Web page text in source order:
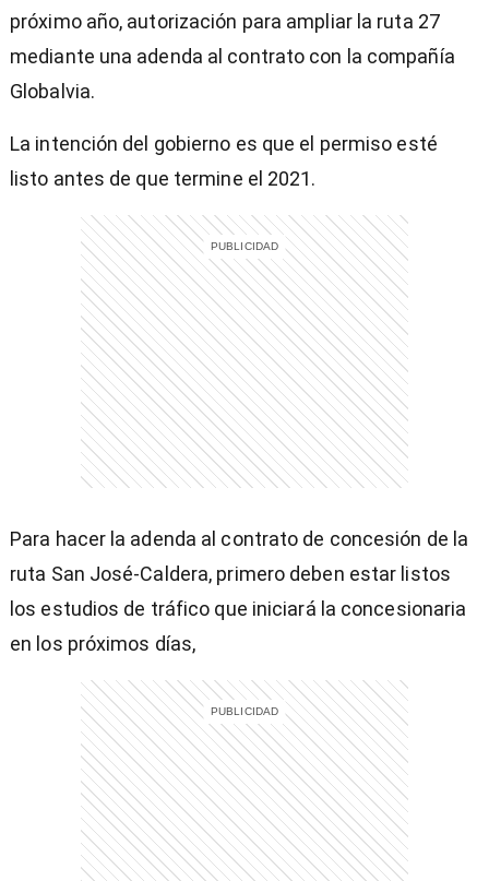
próximo año, autorización para ampliar la ruta 27
mediante una adenda al contrato con la compañía
Globalvia.
La intención del gobierno es que el permiso esté
listo antes de que termine el 2021.
Para hacer la adenda al contrato de concesión de la
ruta San José-Caldera, primero deben estar listos
los estudios de tráfico que iniciará la concesionaria
en los próximos días,